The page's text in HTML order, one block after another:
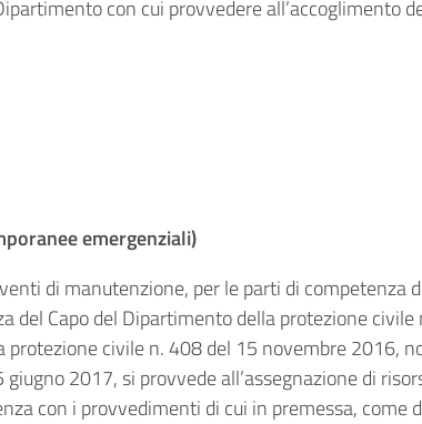
con cui provvedere all’accoglimento
emergenziali)
di manutenzione, per le parti di competenza
del Capo del Dipartimento della protezione
civile n. 408 del 15 novembre 2016,
2017, si provvede all’assegnazione di
con i provvedimenti di cui in premessa, come